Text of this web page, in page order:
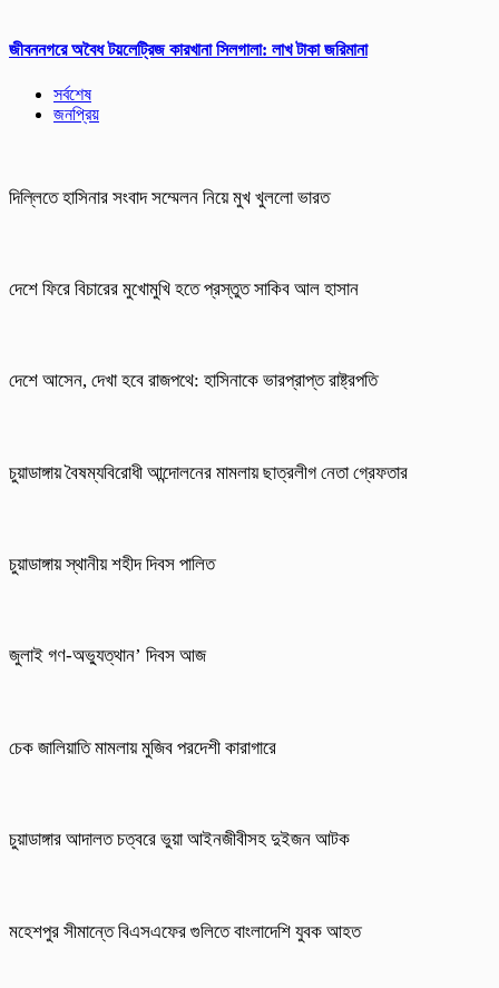
জীবননগরে অবৈধ টয়লেট্রিজ কারখানা সিলগালা: লাখ টাকা জরিমানা
সর্বশেষ
জনপ্রিয়
দিল্লিতে হাসিনার সংবাদ সম্মেলন নিয়ে মুখ খুললো ভারত
দেশে ফিরে বিচারের মুখোমুখি হতে প্রস্তুত সাকিব আল হাসান
দেশে আসেন, দেখা হবে রাজপথে: হাসিনাকে ভারপ্রাপ্ত রাষ্ট্রপতি
চুয়াডাঙ্গায় বৈষম্যবিরোধী আন্দোলনের মামলায় ছাত্রলীগ নেতা গ্রেফতার
চুয়াডাঙ্গায় স্থানীয় শহীদ দিবস পা‌লিত
জুলাই গণ-অভ্যুত্থান’ দিবস আজ
চেক জালিয়াতি মামলায় মুজিব পরদেশী কারাগারে
চুয়াডাঙ্গার আদালত চত্বরে ভুয়া আইনজীবীসহ দুইজন আটক
মহেশপুর সীমান্তে বিএসএফের গুলিতে বাংলাদেশি যুবক আহত